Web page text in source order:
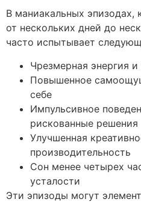
В маниакальных эпизодах,
от нескольких дней до
часто испытывает
Чрезмерная энергия и
Повышенное
себе
Импульсивное
рискованные решения
Улучшенная
производительность
Сон менее четырех
усталости
Эти эпизоды могут